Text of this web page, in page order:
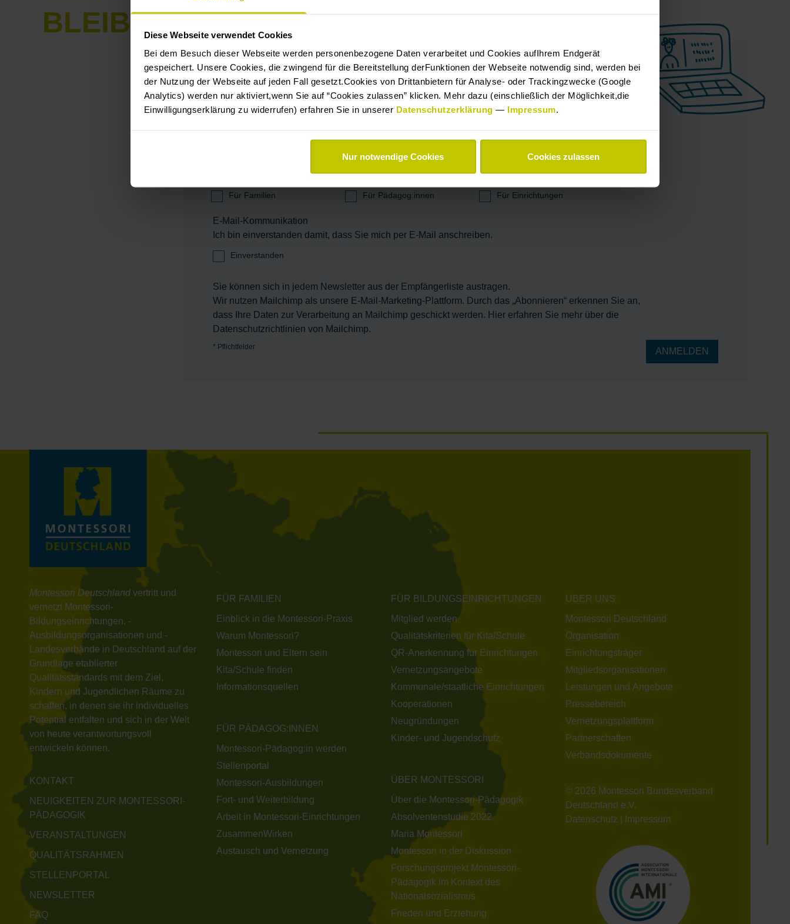
Diese Webseite verwendet Cookies
Bei dem Besuch dieser Webseite werden personenbezogene Daten verarbeitet und Cookies aufIhrem Endgerät
gespeichert. Unsere Cookies, die zwingend für die Bereitstellung derFunktionen der Webseite notwendig sind, werden bei
der Nutzung der Webseite auf jeden Fall gesetzt.Cookies von Drittanbietern für Analyse- oder Trackingzwecke (Google
Analytics) werden nur aktiviert,wenn Sie auf “Cookies zulassen” klicken. Mehr dazu (einschließlich der Möglichkeit,die
Einwilligungserklärung zu widerrufen) erfahren Sie in unserer Datenschutzerklärung — Impressum.
Nur notwendige Cookies Cookies zulassen
BLEIBEN
E-Mail-Adresse*
Für Familien Für Pädagog:innen Für Einrichtungen
E-Mail-Kommunikation
Ich bin einverstanden damit, dass Sie mich per E-Mail anschreiben.
Einverstanden
Sie können sich in jedem Newsletter aus der Empfängerliste austragen.
Wir nutzen Mailchimp als unsere E-Mail-Marketing-Plattform. Durch das „Abonnieren“ erkennen Sie an,
dass Ihre Daten zur Verarbeitung an Mailchimp geschickt werden. Hier erfahren Sie mehr über die
Datenschutzrichtlinien von Mailchimp.
* Pflichtfelder
Montessori Deutschland vertritt und
vernetzt Montessori-
Bildungseinrichtungen, -
Ausbildungsorganisationen und -
Landesverbände in Deutschland auf der
Grundlage etablierter
Qualitätsstandards mit dem Ziel,
Kindern und Jugendlichen Räume zu
schaffen, in denen sie ihr individuelles
Potential entfalten und sich in der Welt
von heute verantwortungsvoll
entwickeln können.
KONTAKT
NEUIGKEITEN ZUR MONTESSORI-
PÄDAGOGIK
VERANSTALTUNGEN
QUALITÄTSRAHMEN
STELLENPORTAL
NEWSLETTER
FAQ
FÜR FAMILIEN
Einblick in die Montessori-Praxis
Warum Montessori?
Montessori und Eltern sein
Kita/Schule finden
Informationsquellen
FÜR PÄDAGOG:INNEN
Montessori-Pädagog:in werden
Stellenportal
Montessori-Ausbildungen
Fort- und Weiterbildung
Arbeit in Montessori-Einrichtungen
ZusammenWirken
Austausch und Vernetzung
FÜR BILDUNGSEINRICHTUNGEN
Mitglied werden
Qualitätskriterien für Kita/Schule
QR-Anerkennung für Einrichtungen
Vernetzungsangebote
Kommunale/staatliche Einrichtungen
Kooperationen
Neugründungen
Kinder- und Jugendschutz
ÜBER MONTESSORI
Über die Montessori-Pädagogik
Absolventenstudie 2022
Maria Montessori
Montessori in der Diskussion
Forschungsprojekt Montessori-
Pädagogik im Kontext des
Nationalsozialismus
Frieden und Erziehung
ÜBER UNS
Montessori Deutschland
Organisation
Einrichtungsträger
Mitgliedsorganisationen
Leistungen und Angebote
Pressebereich
Vernetzungsplattform
Partnerschaften
Verbandsdokumente
© 2026 Montessori Bundesverband
Deutschland e.V.
Datenschutz
Impressum